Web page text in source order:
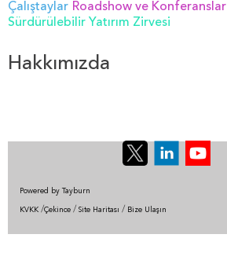
Çalıştaylar Roadshow ve Konferanslar
Sürdürülebilir Yatırım Zirvesi
Hakkımızda
Powered by Tayburn
KVKK /Çekince / Site Haritası / Bize Ulaşın